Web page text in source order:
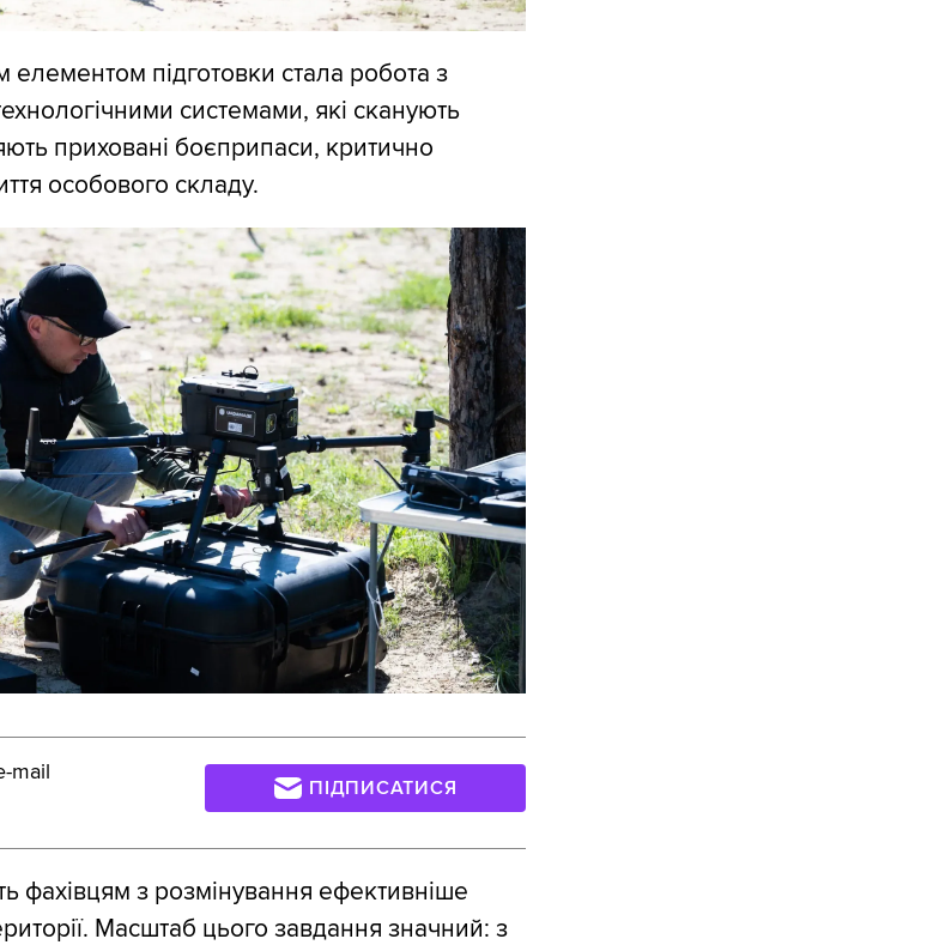
підготовки стала робота з
системами, які сканують
приховані боєприпаси, критично
особового складу.
mail
ПІДПИСАТИСЯ
фахівцям з розмінування ефективніше
Масштаб цього завдання значний: з